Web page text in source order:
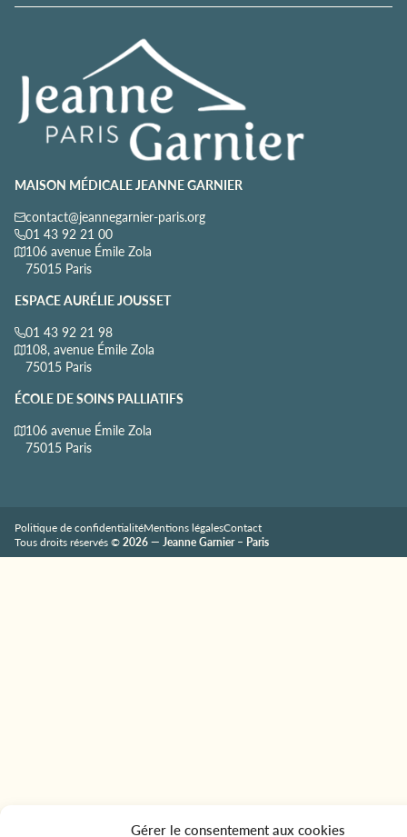
Gérer le consentement aux cookies
MAISON MÉDICALE JEANNE GARNIER
contact@jeannegarnier-paris.org
01 43 92 21 00
106 avenue Émile Zola
75015 Paris
ESPACE AURÉLIE JOUSSET
01 43 92 21 98
108, avenue Émile Zola
75015 Paris
ÉCOLE DE SOINS PALLIATIFS
106 avenue Émile Zola
75015 Paris
Politique de confidentialitéMentions légalesContact
Tous droits réservés ©2026 — Jeanne Garnier – Paris